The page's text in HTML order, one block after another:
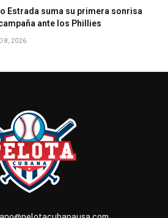
Estrada suma su primera sonrisa
ante los Phillies
8, 2026